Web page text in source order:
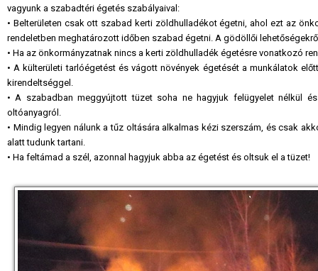
vagyunk a szabadtéri égetés szabályaival:
• Belterületen csak ott szabad kerti zöldhulladékot égetni, ahol ezt az
rendeletben meghatározott időben szabad égetni. A gödöllői
• Ha az önkormányzatnak nincs a kerti zöldhulladék égetésre vonatkozó
• A külterületi tarlóégetést és vágott növények égetését a munkálatok
kirendeltséggel.
• A szabadban meggyújtott tüzet soha ne hagyjuk felügyelet nélkül
oltóanyagról.
• Mindig legyen nálunk a tűz oltására alkalmas kézi szerszám, és csak
alatt tudunk tartani.
• Ha feltámad a szél, azonnal hagyjuk abba az égetést és oltsuk el a tüzet!